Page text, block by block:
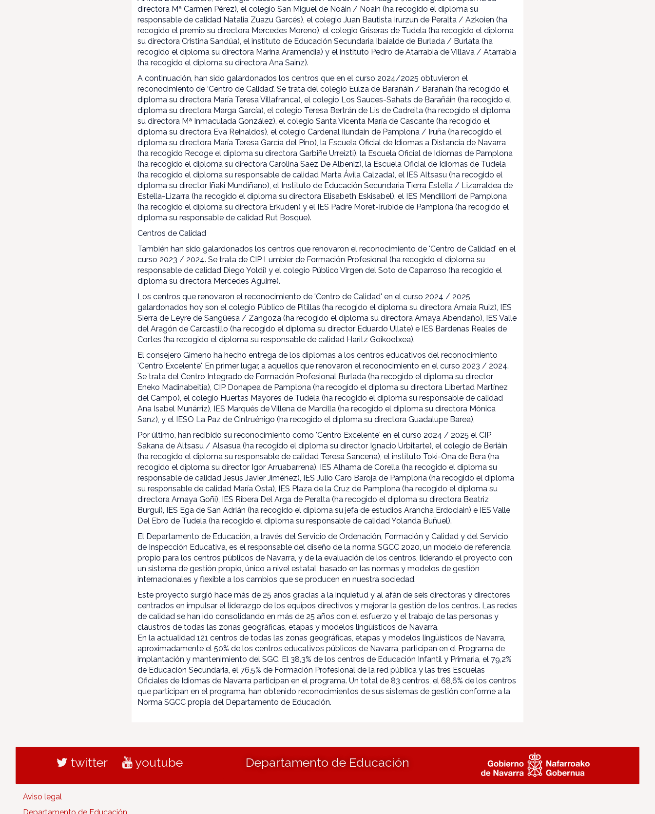
directora Mª Carmen Pérez), el colegio San Miguel de Noáin / Noain (ha recogido el diploma su
responsable de calidad Natalia Zuazu Garcés), el colegio Juan Bautista Irurzun de Peralta / Azkoien (ha
recogido el premio su directora Mercedes Moreno), el colegio Griseras de Tudela (ha recogido el diploma
su directora Cristina Sandúa), el instituto de Educación Secundaria Ibaialde de Burlada / Burlata (ha
recogido el diploma su directora Marina Aramendia) y el instituto Pedro de Atarrabia de Villava / Atarrabia
(ha recogido el diploma su directora Ana Sainz).
A continuación, han sido galardonados los centros que en el curso 2024/2025 obtuvieron el
reconocimiento de ‘Centro de Calidad’. Se trata del colegio Eulza de Barañáin / Barañain (ha recogido el
diploma su directora María Teresa Villafranca), el colegio Los Sauces-Sahats de Barañáin (ha recogido el
diploma su directora Marga García), el colegio Teresa Bertrán de Lis de Cadreita (ha recogido el diploma
su directora Mª Inmaculada González), el colegio Santa Vicenta María de Cascante (ha recogido el
diploma su directora Eva Reinaldos), el colegio Cardenal Ilundain de Pamplona / Iruña (ha recogido el
diploma su directora María Teresa García del Pino), la Escuela Oficial de Idiomas a Distancia de Navarra
(ha recogido Recoge el diploma su directora Garbiñe Urreizti), la Escuela Oficial de Idiomas de Pamplona
(ha recogido el diploma su directora Carolina Saez De Albeniz), la Escuela Oficial de Idiomas de Tudela
(ha recogido el diploma su responsable de calidad Marta Ávila Calzada), el IES Altsasu (ha recogido el
diploma su director Iñaki Mundiñano), el Instituto de Educación Secundaria Tierra Estella / Lizarraldea de
Estella-Lizarra (ha recogido el diploma su directora Elisabeth Eskisabel), el IES Mendillorri de Pamplona
(ha recogido el diploma su directora Erkuden) y el IES Padre Moret-Irubide de Pamplona (ha recogido el
diploma su responsable de calidad Rut Bosque).
Centros de Calidad
También han sido galardonados los centros que renovaron el reconocimiento de 'Centro de Calidad' en el
curso 2023 / 2024. Se trata de CIP Lumbier de Formación Profesional (ha recogido el diploma su
responsable de calidad Diego Yoldi) y el colegio Público Virgen del Soto de Caparroso (ha recogido el
diploma su directora Mercedes Aguirre).
Los centros que renovaron el reconocimiento de 'Centro de Calidad' en el curso 2024 / 2025
galardonados hoy son el colegio Público de Pitillas (ha recogido el diploma su directora Amaia Ruiz), IES
Sierra de Leyre de Sangüesa / Zangoza (ha recogido el diploma su directora Amaya Abendaño), IES Valle
del Aragón de Carcastillo (ha recogido el diploma su director Eduardo Ullate) e IES Bardenas Reales de
Cortes (ha recogido el diploma su responsable de calidad Haritz Goikoetxea).
El consejero Gimeno ha hecho entrega de los diplomas a los centros educativos del reconocimiento
'Centro Excelente'. En primer lugar, a aquellos que renovaron el reconocimiento en el curso 2023 / 2024.
Se trata del Centro Integrado de Formación Profesional Burlada (ha recogido el diploma su director
Eneko Madinabeitia), CIP Donapea de Pamplona (ha recogido el diploma su directora Libertad Martínez
del Campo), el colegio Huertas Mayores de Tudela (ha recogido el diploma su responsable de calidad
Ana Isabel Munárriz), IES Marqués de Villena de Marcilla (ha recogido el diploma su directora Mónica
Sanz), y el IESO La Paz de Cintruénigo (ha recogido el diploma su directora Guadalupe Barea),
Por último, han recibido su reconocimiento como 'Centro Excelente' en el curso 2024 / 2025 el CIP
Sakana de Altsasu / Alsasua (ha recogido el diploma su director Ignacio Urbitarte), el colegio de Beriáin
(ha recogido el diploma su responsable de calidad Teresa Sancena), el instituto Toki-Ona de Bera (ha
recogido el diploma su director Igor Arruabarrena), IES Alhama de Corella (ha recogido el diploma su
responsable de calidad Jesús Javier Jiménez), IES Julio Caro Baroja de Pamplona (ha recogido el diploma
su responsable de calidad María Osta), IES Plaza de la Cruz de Pamplona (ha recogido el diploma su
directora Amaya Goñi), IES Ribera Del Arga de Peralta (ha recogido el diploma su directora Beatriz
Burgui), IES Ega de San Adrián (ha recogido el diploma su jefa de estudios Arancha Erdociain) e IES Valle
Del Ebro de Tudela (ha recogido el diploma su responsable de calidad Yolanda Buñuel).
El Departamento de Educación, a través del Servicio de Ordenación, Formación y Calidad y del Servicio
de Inspección Educativa, es el responsable del diseño de la norma SGCC 2020, un modelo de referencia
propio para los centros públicos de Navarra, y de la evaluación de los centros, liderando el proyecto con
un sistema de gestión propio, único a nivel estatal, basado en las normas y modelos de gestión
internacionales y flexible a los cambios que se producen en nuestra sociedad.
Este proyecto surgió hace más de 25 años gracias a la inquietud y al afán de seis directoras y directores
centrados en impulsar el liderazgo de los equipos directivos y mejorar la gestión de los centros. Las redes
de calidad se han ido consolidando en más de 25 años con el esfuerzo y el trabajo de las personas y
claustros de todas las zonas geográficas, etapas y modelos lingüísticos de Navarra.
En la actualidad 121 centros de todas las zonas geográficas, etapas y modelos lingüísticos de Navarra,
aproximadamente el 50% de los centros educativos públicos de Navarra, participan en el Programa de
implantación y mantenimiento del SGC. El 38,3% de los centros de Educación Infantil y Primaria, el 79,2%
de Educación Secundaria, el 76,5% de Formación Profesional de la red pública y las tres Escuelas
Oficiales de Idiomas de Navarra participan en el programa. Un total de 83 centros, el 68,6% de los centros
que participan en el programa, han obtenido reconocimientos de sus sistemas de gestión conforme a la
Norma SGCC propia del Departamento de Educación.
twitter youtube Departamento de Educación
Aviso legal
Departamento de Educación